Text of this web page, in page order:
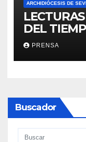
ARCHIDIÓCESIS DE
DEL
PRENSA
Buscador